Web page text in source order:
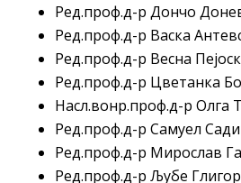
Ред.проф.д-р Дончо
Ред.проф.д-р Васка
Ред.проф.д-р Весна
Ред.проф.д-р Цветанка
Насл.вонр.проф.д-р Олга
Ред.проф.д-р Самуел
Ред.проф.д-р Мирослав
Ред.проф.д-р Љубе